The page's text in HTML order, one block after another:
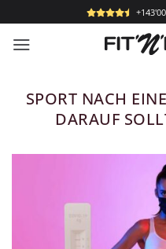
Inhalt
springen
SPORT NACH
DARAUF